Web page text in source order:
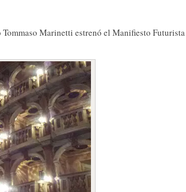
Marinetti estrenó el Manifiesto Futurista